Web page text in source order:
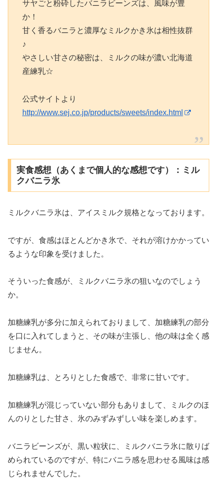
サヤごと粉砕したバニラビーンズは、風味が豊
か！
甘く香るバニラと濃厚なミルクかき氷は相性抜群
♪
やさしい甘さの秘密は、ミルクの味が濃い北海道
産練乳☆
公式サイトより
http://www.sej.co.jp/products/sweets/index.html
実食感想（あくまで個人的な感想です）：ミル
クバニラ氷
ミルクバニラ氷は、アイスミルク規格となっております。
ですが、食感はほとんどかき氷で、それが溶けかかってい
るような印象を受けました。
そういった食感が、ミルクバニラ氷の狙いなのでしょう
か。
加糖練乳が多分に加えられておりまして、加糖練乳の部分
を口に入れてしまうと、その味が主張し、他の味は全く感
じません。
加糖練乳は、とろりとした食感で、非常に甘いです。
加糖練乳が混じっていない部分もありまして、ミルクのほ
んのりとした甘さ、氷のみずみずしい味を楽しめます。
バニラビーンズが、黒い粒状に、ミルクバニラ氷に散りば
められているのですが、特にバニラ感を思わせる風味は感
じられませんでした。